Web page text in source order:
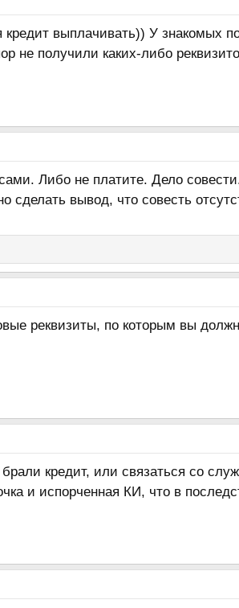
выплачивать)) У знакомых
не получили каких-либо
Либо не платите. Дело
сделать вывод, что совесть
реквизиты, по которым вы
кредит, или связаться со
и испорченная КИ, что в